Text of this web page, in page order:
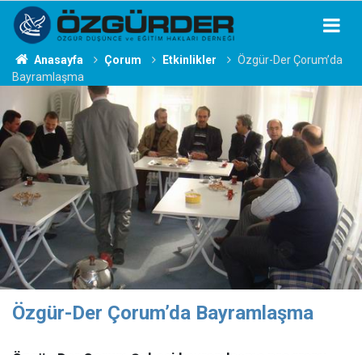
Anasayfa Çorum Etkinlikler
Özgür-Der Çorum’da
Bayramlaşma
Özgür-Der Çorum’da Bayramlaşma